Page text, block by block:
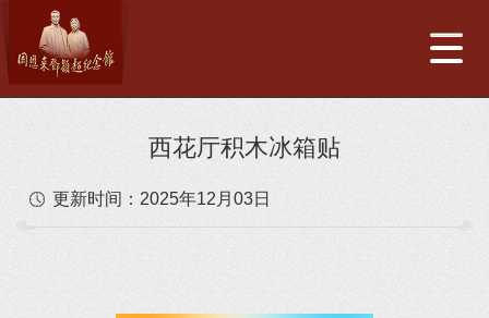
西花厅积木冰箱贴
更新时间： 2025年12月03日